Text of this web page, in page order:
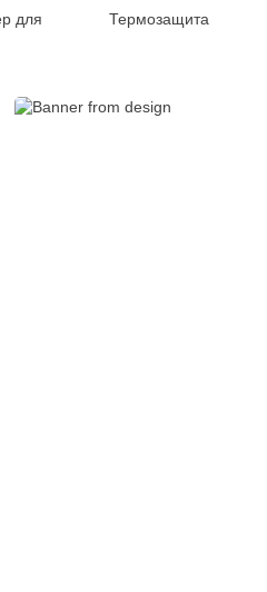
для
Термозащита